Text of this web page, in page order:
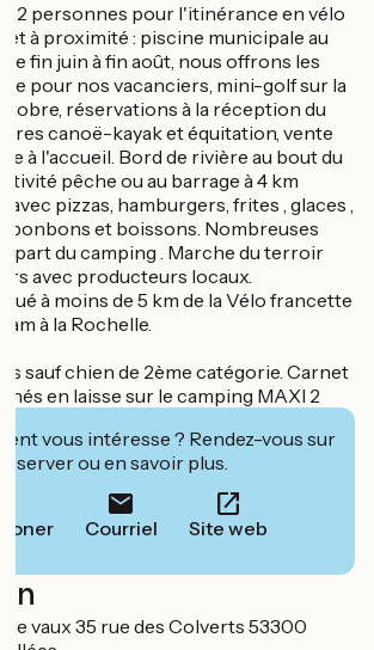
à 2 personnes pour l'itinérance en vélo
et à proximité : piscine municipale au
de fin juin à fin août, nous offrons les
pour nos vacanciers, mini-golf sur la
réservations à la réception du
canoë-kayak et équitation, vente
à l'accueil. Bord de rivière au bout du
pêche ou au barrage à 4 km
avec pizzas, hamburgers, frites , glaces ,
, bonbons et boissons. Nombreuses
du camping . Marche du terroir
avec producteurs locaux.
à moins de 5 km de la Vélo francette
à la Rochelle.
sauf chien de 2ème catégorie. Carnet
en laisse sur le camping MAXI 2
vous intéresse ? Rendez-vous sur
ou en savoir plus.
Courriel Site web
de vaux 35 rue des Colverts 53300